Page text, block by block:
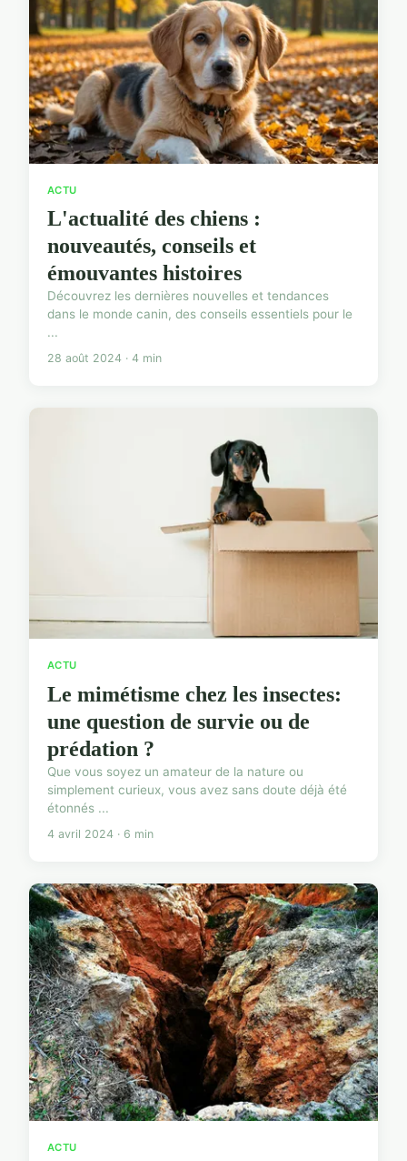
ACTU
L'actualité des chiens :
nouveautés, conseils et
émouvantes histoires
Découvrez les dernières nouvelles et tendances
dans le monde canin, des conseils essentiels pour le
...
28 août 2024 · 4 min
ACTU
Le mimétisme chez les insectes:
une question de survie ou de
prédation ?
Que vous soyez un amateur de la nature ou
simplement curieux, vous avez sans doute déjà été
étonnés ...
4 avril 2024 · 6 min
ACTU